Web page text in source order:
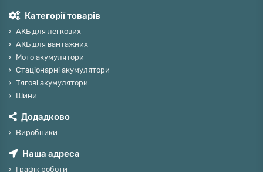
Категорії товарів
АКБ для легкових
АКБ для вантажних
Мото акумулятори
Стаціонарні акумулятори
Тягові акумулятори
Шини
Додадково
Виробники
Наша адреса
Графік роботи